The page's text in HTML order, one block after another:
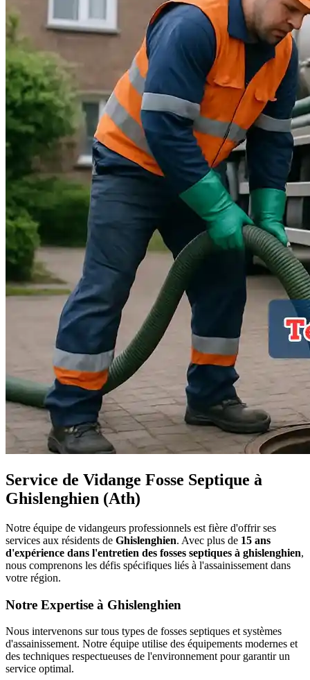
Service de Vidange Fosse Septique à
Ghislenghien (Ath)
Notre équipe de vidangeurs professionnels est fière d'offrir ses
services aux résidents de Ghislenghien. Avec plus de 15 ans
d'expérience dans l'entretien des fosses septiques à ghislenghien,
nous comprenons les défis spécifiques liés à l'assainissement dans
votre région.
Notre Expertise à Ghislenghien
Nous intervenons sur tous types de fosses septiques et systèmes
d'assainissement. Notre équipe utilise des équipements modernes et
des techniques respectueuses de l'environnement pour garantir un
service optimal.